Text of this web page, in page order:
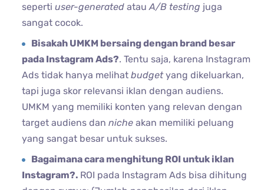
sepertiuser-generatedatauA/B testing juga
sangat cocok.
Bisakah UMKM bersaing dengan brand besar
pada Instagram Ads?. Tentu saja, karena Instagram
Ads tidak hanya melihatbudgetyang dikeluarkan,
tapi juga skor relevansi iklan dengan audiens.
UMKM yang memiliki konten yang relevan dengan
target audiens dannicheakan memiliki peluang
yang sangat besar untuk sukses.
Bagaimana cara menghitung ROI untuk iklan
Instagram?. ROI pada Instagram Ads bisa dihitung